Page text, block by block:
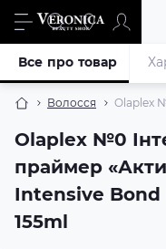
Волосся Olaplex
Olaplex №0
праймер
Intensive
155ml
Все про товар